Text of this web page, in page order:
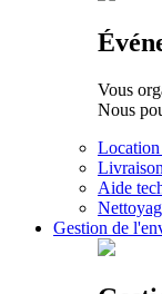
Vous
Nous
Location
Aide
Gestion de